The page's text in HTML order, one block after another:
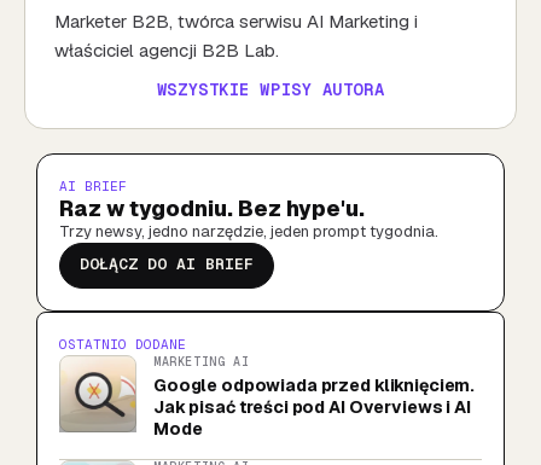
Marketer B2B, twórca serwisu AI Marketing i
właściciel agencji B2B Lab.
WSZYSTKIE WPISY AUTORA
AI BRIEF
Raz w tygodniu. Bez hype'u.
Trzy newsy, jedno narzędzie, jeden prompt tygodnia.
DOŁĄCZ DO AI BRIEF
OSTATNIO DODANE
MARKETING AI
Google odpowiada przed kliknięciem.
Jak pisać treści pod AI Overviews i AI
Mode